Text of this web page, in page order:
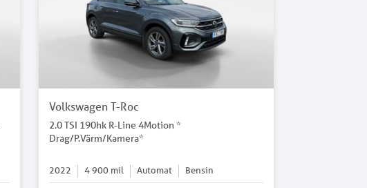
Volkswagen T-Roc
2.0 TSI 190hk R-Line 4Motion *
Drag/P.Värm/Kamera*
2022 4 900mil Automat Bensin